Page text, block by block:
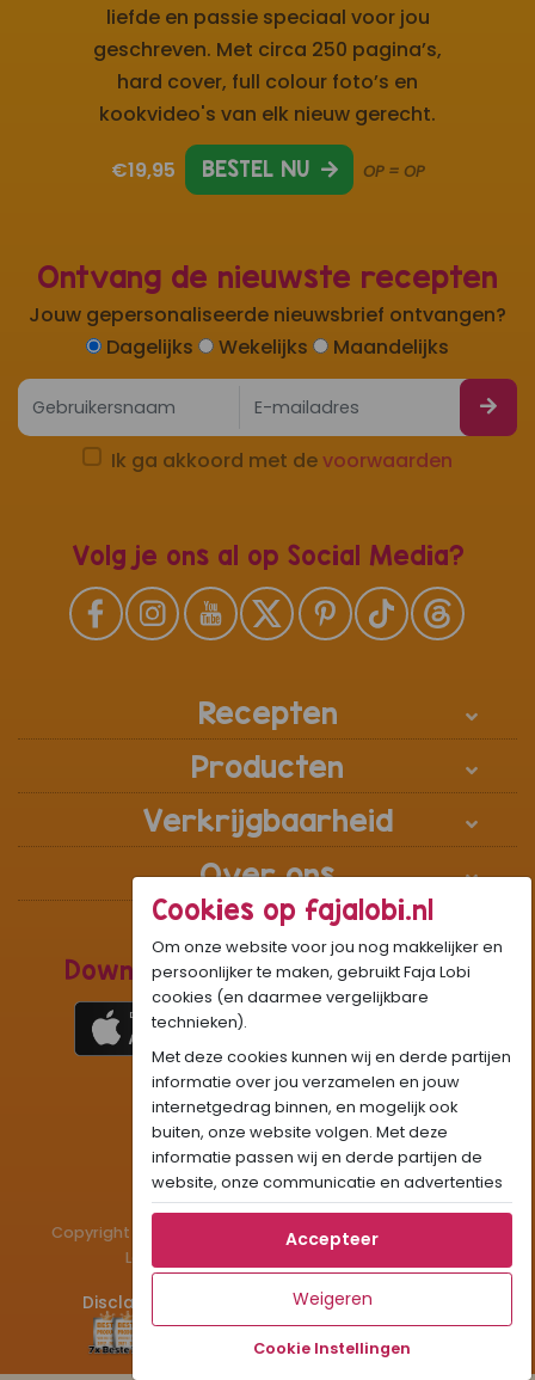
Ontvang de nieuwste recepten
Jouw gepersonaliseerde nieuwsbrief ontvangen?
Dagelijks
Wekelijks Maandelijks
Ik ga akkoord met devoorwaarden
Volg je ons al op Social Media?
Recepten
Producten
Verkrijgbaarheid
Over ons
Download de Recepten Webapp
WhatsApp Community:
Onze gifjes al eens geprobeerd?: GIF
Beleef Sandhia’s Recepten in:
liefde en passie speciaal voor jou
geschreven. Met circa 250 pagina’s,
hard cover, full colour foto’s en
kookvideo's van elk nieuw gerecht.
€19,95 BESTEL NU OP = OP
Copyright © 1983 - 2026 Stichting Administratiekantoor
Laigsingh Holding. All rights reserved.
Disclaimer Privacy & Cookies
Cookies op fajalobi.nl
Om onze website voor jou nog makkelijker en
persoonlijker te maken, gebruikt Faja Lobi
cookies (en daarmee vergelijkbare
technieken).
Met deze cookies kunnen wij en derde partijen
informatie over jou verzamelen en jouw
internetgedrag binnen, en mogelijk ook
buiten, onze website volgen. Met deze
informatie passen wij en derde partijen de
website, onze communicatie en advertenties
aan op jouw interesses en profiel. Daarnaast
kan je door deze cookies informatie delen via
Als je op "Accepteer" klikt, dan geef je Faja
Lobi toestemming om cookies voor social
media en gepersonaliseerde voorkeuren te
Cookie Instellingen
Accepteer
Weigeren